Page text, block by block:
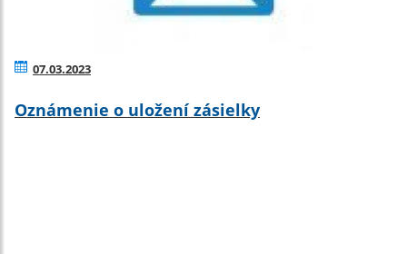
07.03.2023
Oznámenie o uložení zásielky